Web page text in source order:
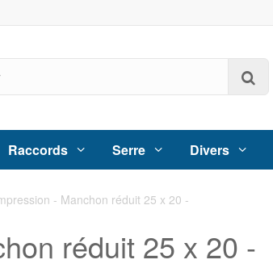
Raccords Serre Divers
- Manchon réduit 25 x 20 -
réduit 25 x 20 -